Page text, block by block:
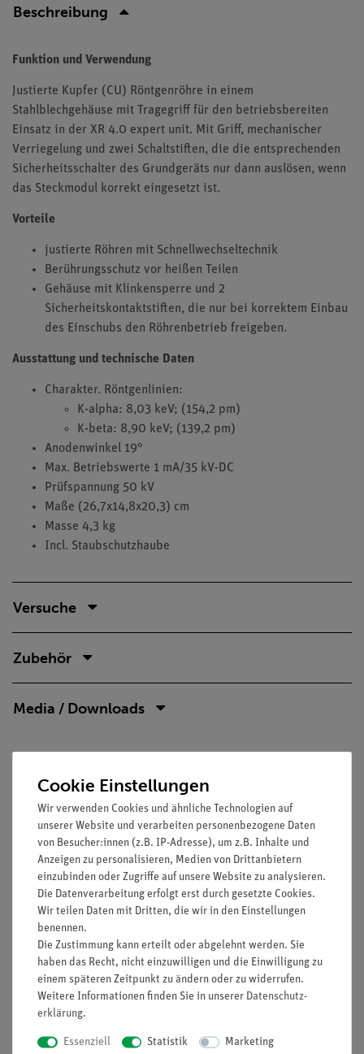
Beschreibung
Funktion und Verwendung
Justierte Kupfer (CU) Röntgenröhre in einem
Stahlblechgehäuse mit Tragegriff für den betriebsbereiten
Einsatz in der XR 4.0 expert unit. Mit Griff, mechanischer
Verriegelung und zwei Schaltstiften, die die entsprechenden
Sicherheitsschalter des Grundgeräts nur dann auslösen, wenn
das Steckmodul korrekt eingesetzt ist.
Vorteile
justierte Röhren mit Schnellwechseltechnik
Berührungsschutz vor heißen Teilen
Gehäuse mit Klinkensperre und 2
Sicherheitskontaktstiften, die nur bei korrektem Einbau
des Einschubs den Röhrenbetrieb freigeben.
Ausstattung und technische Daten
Charakter. Röntgenlinien:
K-alpha: 8,03 keV; (154,2 pm)
K-beta: 8,90 keV; (139,2 pm)
Anodenwinkel 19°
Max. Betriebswerte 1 mA/35 kV-DC
Prüfspannung 50 kV
Maße (26,7x14,8x20,3) cm
Masse 4,3 kg
Incl. Staubschutzhaube
Versuche
Zubehör
Media / Downloads
Kunden interessierten sich auch
für…
Artikel-Nr.:09057-81
XR 4.0 X-ray Einschub
mit Wolfram-
Artikel-Nr.: 09057-71
XR4 X-ray Einschub
Cookie Einstellungen
Wir verwenden Cookies und ähnliche Technologien auf
unserer Website und verarbeiten personenbezogene Daten
von Besucher:innen (z.B. IP-Adresse), um z.B. Inhalte und
Anzeigen zu personalisieren, Medien von Drittanbietern
einzubinden oder Zugriffe auf unsere Website zu analysieren.
Die Datenverarbeitung erfolgt erst durch gesetzte Cookies.
Wir teilen Daten mit Dritten, die wir in den Einstellungen
benennen.
Die Zustimmung kann erteilt oder abgelehnt werden. Sie
haben das Recht, nicht einzuwilligen und die Einwilligung zu
einem späteren Zeitpunkt zu ändern oder zu widerrufen.
Weitere Informationen finden Sie in unserer Daten­schutz­
erklärung.
Essenziell Statistik Marketing